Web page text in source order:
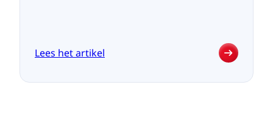
veiligheid
Lees het artikel
:
Customer